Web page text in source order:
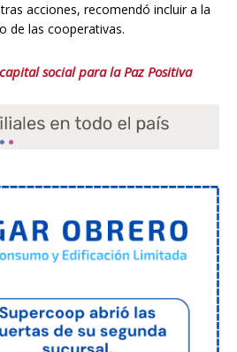
acciones, recomendó incluir a la
de las cooperativas.
social para la Paz Positiva